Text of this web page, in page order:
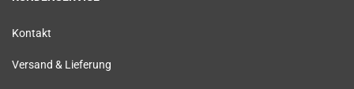
Kontakt
Versand & Lieferung